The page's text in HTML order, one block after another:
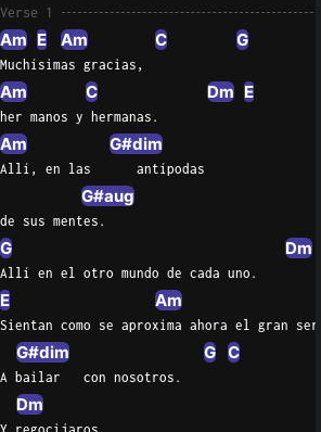
Verse 1
Am E Am C G
Muchísimas gracias,
Am C Dm E
her manos y hermanas.
Am G#dim
Allí, en las      antípodas
G#aug
de sus mentes.
G Dm
Allí en el otro mundo de cada uno.
E Am
Sientan como se aproxima ahora el gran ser.
G#dim G C
A bailar   con nosotros.
Dm